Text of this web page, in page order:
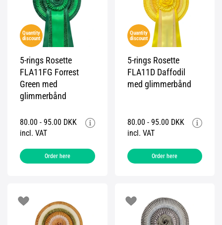
Quantity
discount
5-rings Rosette
FLA11FG Forrest
Green med
glimmerbånd
80.00 - 95.00 DKK
incl. VAT
Order here
Quantity
discount
5-rings Rosette
FLA11D Daffodil
med glimmerbånd
80.00 - 95.00 DKK
incl. VAT
Order here